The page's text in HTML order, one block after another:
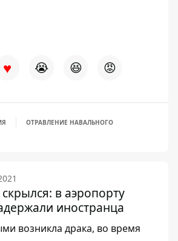
♥ 😭 😆 😡
ОТРАВЛЕНИЕ НАВАЛЬНОГО
в аэропорту
иностранца
возникла драка, во время